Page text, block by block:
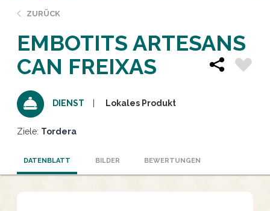
ZURÜCK
EMBOTITS ARTESANS
CAN FREIXAS
DIENST Lokales Produkt
Ziele: Tordera
DATENBLATT BILDER BEWERTUNGEN